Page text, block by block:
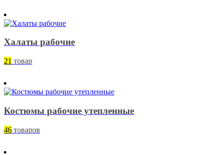
Халаты рабочие
21 товар
Костюмы рабочие утепленные
46 товаров